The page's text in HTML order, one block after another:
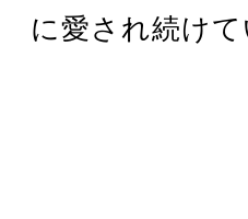
に愛され続けて